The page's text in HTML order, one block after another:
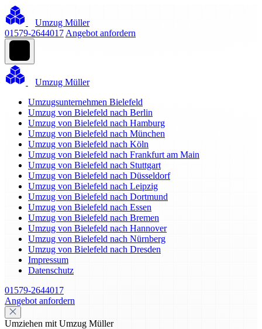
Umzug Müller
01579-2644017 Angebot anfordern
Umzug Müller
Umzugsunternehmen Bielefeld
Umzug von Bielefeld nach Berlin
Umzug von Bielefeld nach Hamburg
Umzug von Bielefeld nach München
Umzug von Bielefeld nach Köln
Umzug von Bielefeld nach Frankfurt am Main
Umzug von Bielefeld nach Stuttgart
Umzug von Bielefeld nach Düsseldorf
Umzug von Bielefeld nach Leipzig
Umzug von Bielefeld nach Dortmund
Umzug von Bielefeld nach Essen
Umzug von Bielefeld nach Bremen
Umzug von Bielefeld nach Hannover
Umzug von Bielefeld nach Nürnberg
Umzug von Bielefeld nach Dresden
Impressum
Datenschutz
01579-2644017
Angebot anfordern
Umziehen mit Umzug Müller